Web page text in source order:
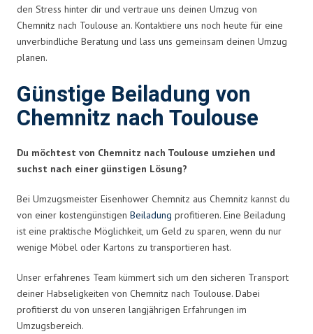
den Stress hinter dir und vertraue uns deinen Umzug von
Chemnitz nach Toulouse an. Kontaktiere uns noch heute für eine
unverbindliche Beratung und lass uns gemeinsam deinen Umzug
planen.
Günstige Beiladung von
Chemnitz nach Toulouse
Du möchtest von Chemnitz nach Toulouse umziehen und
suchst nach einer günstigen Lösung?
Bei Umzugsmeister Eisenhower Chemnitz aus Chemnitz kannst du
von einer kostengünstigen Beiladung profitieren. Eine Beiladung
ist eine praktische Möglichkeit, um Geld zu sparen, wenn du nur
wenige Möbel oder Kartons zu transportieren hast.
Unser erfahrenes Team kümmert sich um den sicheren Transport
deiner Habseligkeiten von Chemnitz nach Toulouse. Dabei
profitierst du von unseren langjährigen Erfahrungen im
Umzugsbereich.